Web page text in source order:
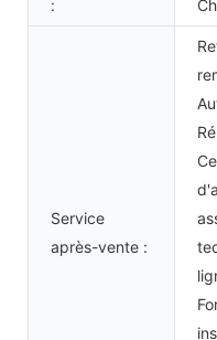
:
Service
après-vente :